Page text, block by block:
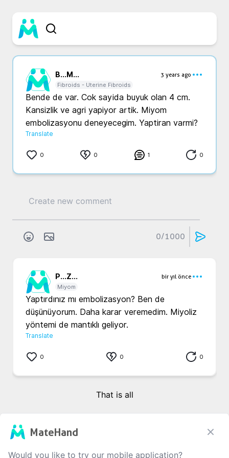
B...M...
3 years ago
Fibroids - Uterine Fibroids
Bende de var. Cok sayida buyuk olan 4 cm.
Kansizlik ve agri yapiyor artik. Miyom
embolizasyonu deneyecegim. Yaptiran varmi?
Translate
0 0 1 0
0/1000
P...Z...
bir yıl önce
Miyom
Yaptırdınız mı embolizasyon? Ben de
düşünüyorum. Daha karar veremedim. Miyoliz
yöntemi de mantıklı geliyor.
Translate
0 0 0
That is all
MateHand
Would you like to try our mobile application?